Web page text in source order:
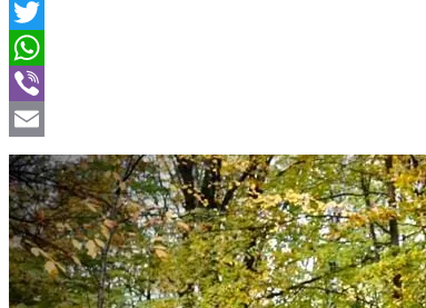
Facebook
Twitter
WhatsApp
Viber
Email